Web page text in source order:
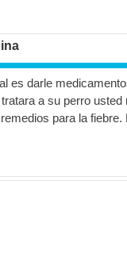
es darle
a su perro
para la